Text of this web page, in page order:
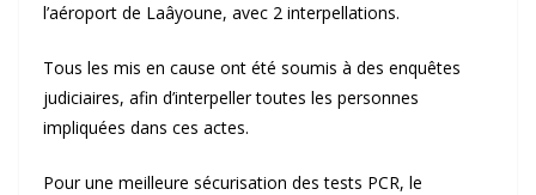
l’aéroport de Laâyoune, avec 2 interpellations.
Tous les mis en cause ont été soumis à des enquêtes
judiciaires, afin d’interpeller toutes les personnes
impliquées dans ces actes.
Pour une meilleure sécurisation des tests PCR, le